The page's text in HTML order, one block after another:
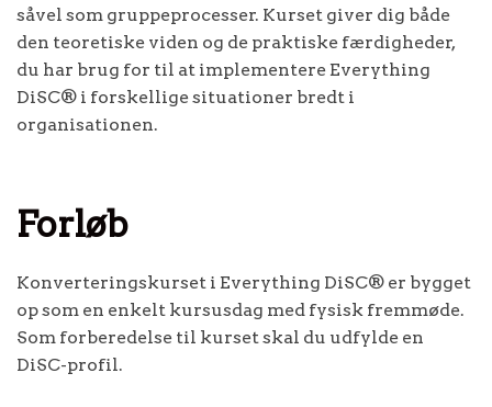
såvel som gruppeprocesser. Kurset giver dig både
den teoretiske viden og de praktiske færdigheder,
du har brug for til at implementere Everything
DiSC® i forskellige situationer bredt i
organisationen.
Forløb
Konverteringskurset i Everything DiSC® er bygget
op som en enkelt kursusdag med fysisk fremmøde.
Som forberedelse til kurset skal du udfylde en
DiSC-profil.